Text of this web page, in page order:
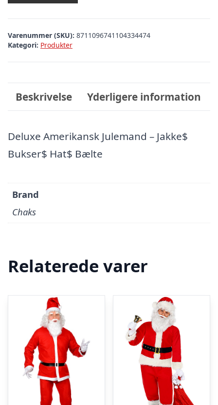
Varenummer (SKU): 8711096741104334474
Kategori: Produkter
Beskrivelse Yderligere information
Deluxe Amerikansk Julemand – Jakke$
Bukser$ Hat$ Bælte
Brand
Chaks
Relaterede varer